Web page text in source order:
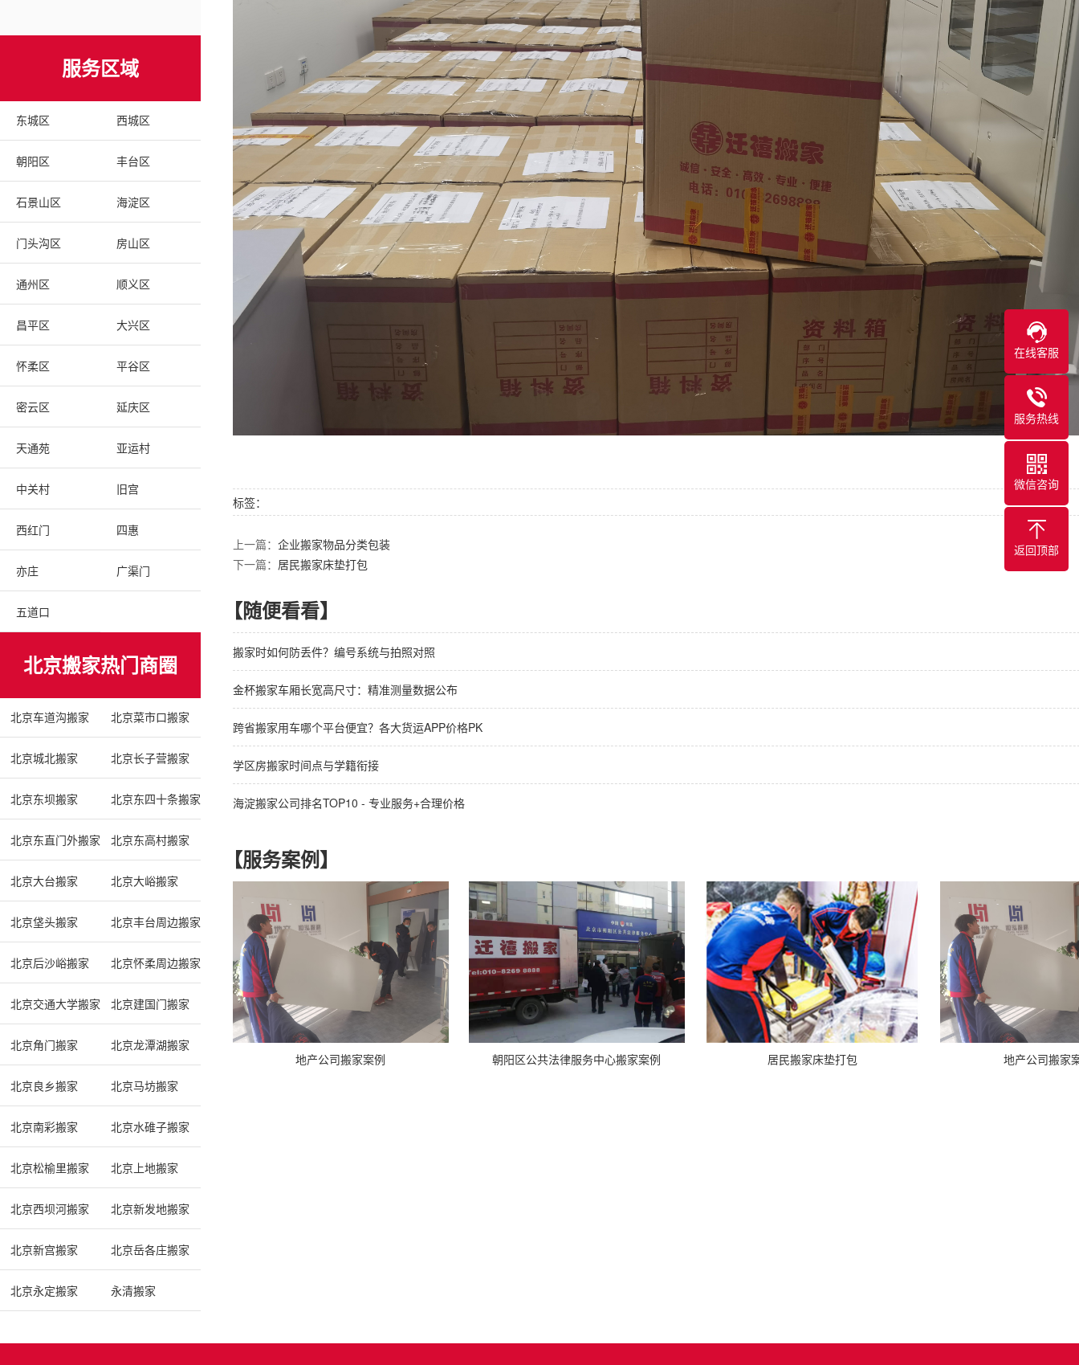
服务区域
东城区 西城区
朝阳区 丰台区
石景山区 海淀区
门头沟区 房山区
通州区 顺义区
昌平区 大兴区
怀柔区 平谷区
密云区 延庆区
天通苑 亚运村
中关村 旧宫
西红门 四惠
亦庄 广渠门
五道口
北京搬家热门商圈
北京车道沟搬家 北京菜市口搬家
北京城北搬家 北京长子营搬家
北京东坝搬家 北京东四十条搬家
北京东直门外搬家 北京东高村搬家
北京大台搬家 北京大峪搬家
北京垡头搬家 北京丰台周边搬家
北京后沙峪搬家 北京怀柔周边搬家
北京交通大学搬家 北京建国门搬家
北京角门搬家 北京龙潭湖搬家
北京良乡搬家 北京马坊搬家
北京南彩搬家 北京水碓子搬家
北京松榆里搬家 北京上地搬家
北京西坝河搬家 北京新发地搬家
北京新宫搬家 北京岳各庄搬家
北京永定搬家 永清搬家
标签：
上一篇： 企业搬家物品分类包装
下一篇： 居民搬家床垫打包
【随便看看】
搬家时如何防丢件？编号系统与拍照对照
金杯搬家车厢长宽高尺寸：精准测量数据公布
跨省搬家用车哪个平台便宜？各大货运APP价格PK
学区房搬家时间点与学籍衔接
海淀搬家公司排名TOP10 - 专业服务+合理价格
【服务案例】
地产公司搬家案例 朝阳区公共法律服务中心搬家案例 居民搬家床垫打包 地产公司搬家
在线客服
服务热线
微信咨询
返回顶部